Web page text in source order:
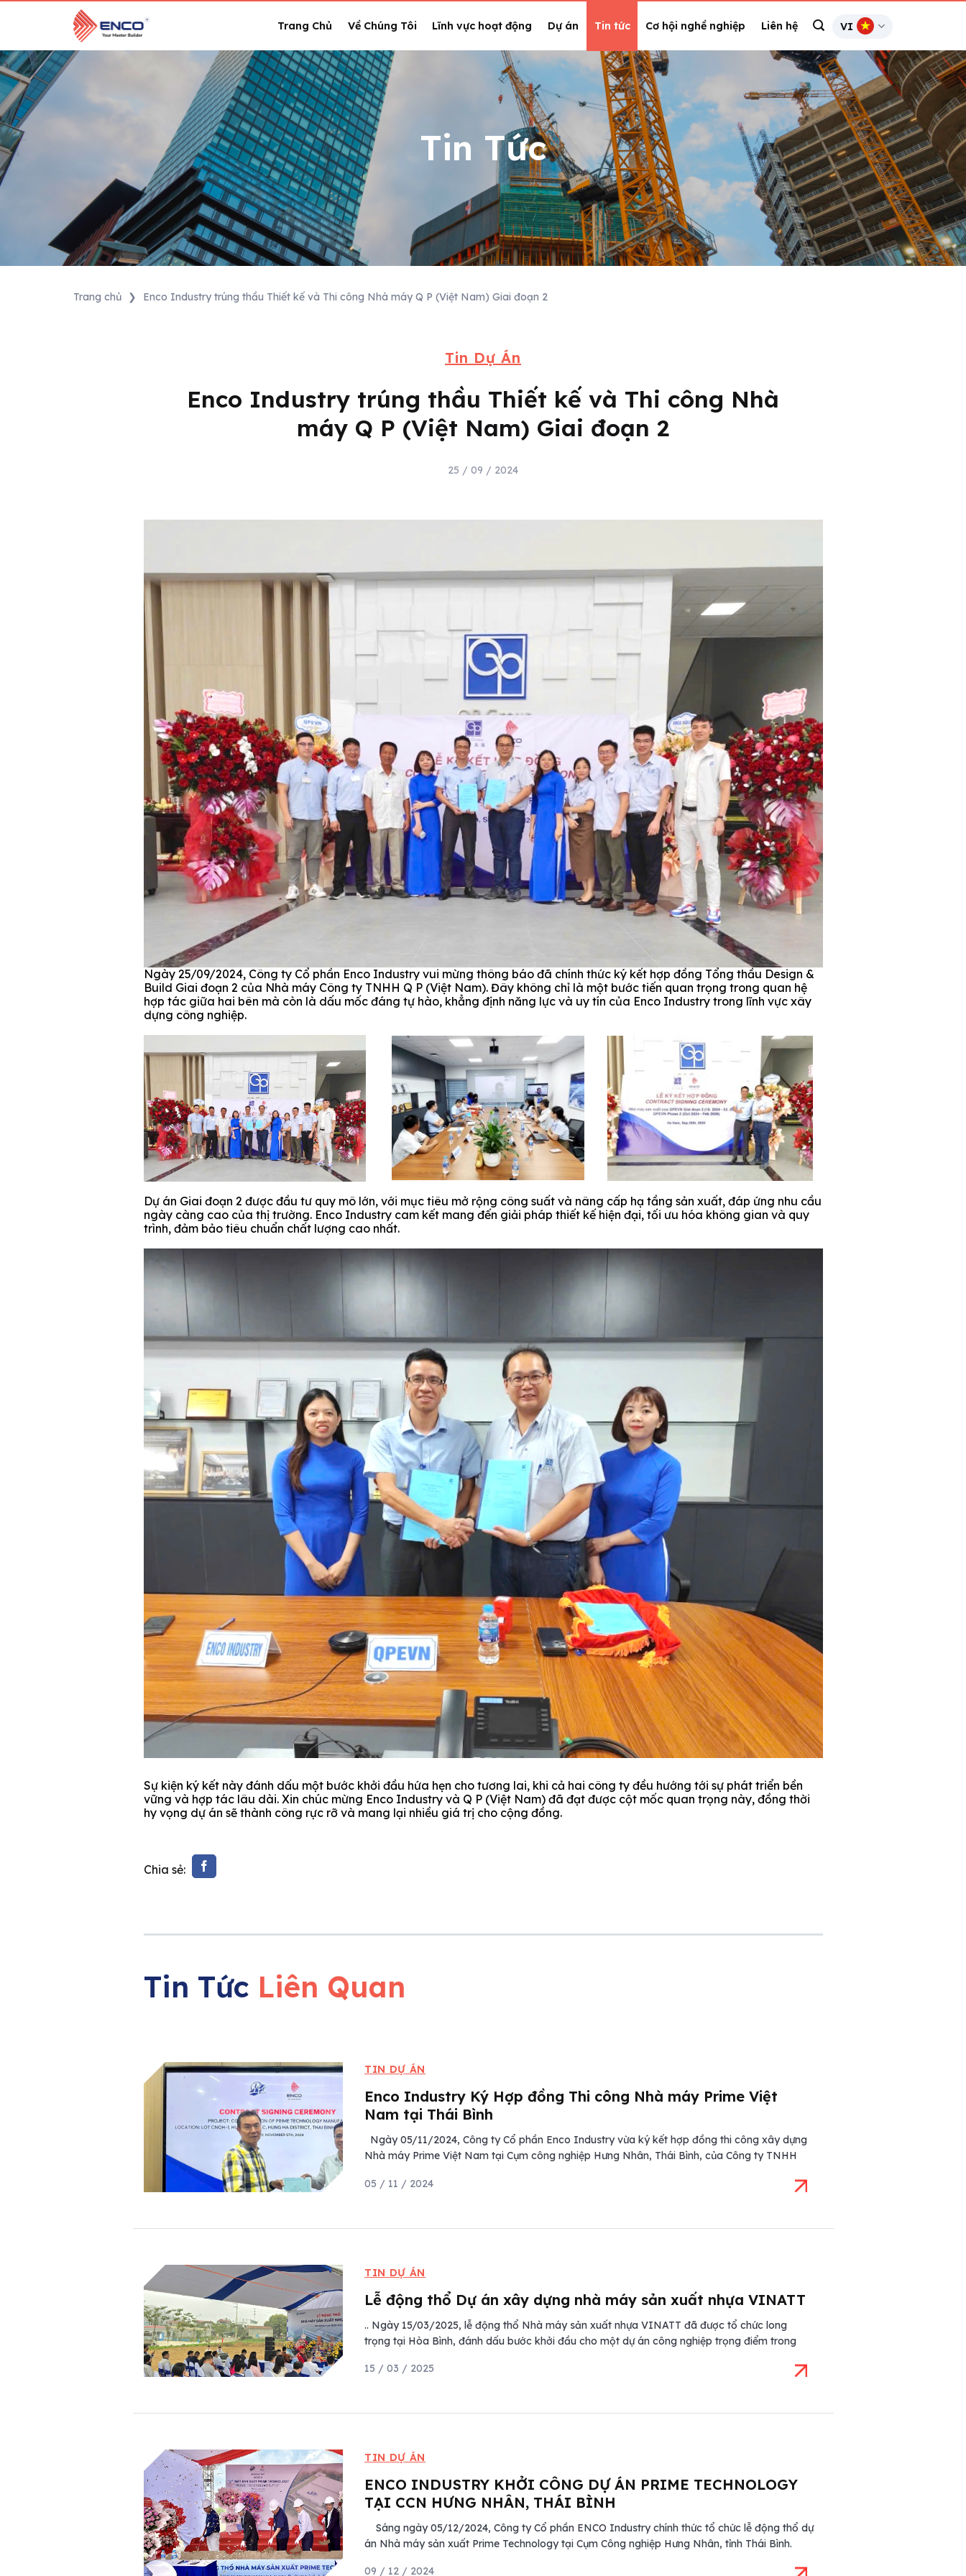
Trang Chủ Về Chúng Tôi Lĩnh vực hoạt động Dự án Tin tức Cơ hội nghề nghiệp Liên hệ VI
Tin Tức
Trang chủ ❯ Enco Industry trúng thầu Thiết kế và Thi công Nhà máy Q P (Việt Nam) Giai đoạn 2
Tin Dự Án
Enco Industry trúng thầu Thiết kế và Thi công Nhà
máy Q P (Việt Nam) Giai đoạn 2
25 / 09 / 2024
Ngày 25/09/2024, Công ty Cổ phần Enco Industry vui mừng thông báo đã chính thức ký kết hợp đồng Tổng thầu Design &
Build Giai đoạn 2 của Nhà máy Công ty TNHH Q P (Việt Nam). Đây không chỉ là một bước tiến quan trọng trong quan hệ
hợp tác giữa hai bên mà còn là dấu mốc đáng tự hào, khẳng định năng lực và uy tín của Enco Industry trong lĩnh vực xây
dựng công nghiệp.
Dự án Giai đoạn 2 được đầu tư quy mô lớn, với mục tiêu mở rộng công suất và nâng cấp hạ tầng sản xuất, đáp ứng nhu cầu
ngày càng cao của thị trường. Enco Industry cam kết mang đến giải pháp thiết kế hiện đại, tối ưu hóa không gian và quy
trình, đảm bảo tiêu chuẩn chất lượng cao nhất.
Sự kiện ký kết này đánh dấu một bước khởi đầu hứa hẹn cho tương lai, khi cả hai công ty đều hướng tới sự phát triển bền
vững và hợp tác lâu dài. Xin chúc mừng Enco Industry và Q P (Việt Nam) đã đạt được cột mốc quan trọng này, đồng thời
hy vọng dự án sẽ thành công rực rỡ và mang lại nhiều giá trị cho cộng đồng.
Chia sẻ:
Tin Tức Liên Quan
TIN DỰ ÁN
Enco Industry Ký Hợp đồng Thi công Nhà máy Prime Việt
Nam tại Thái Bình
Ngày 05/11/2024, Công ty Cổ phần Enco Industry vừa ký kết hợp đồng thi công xây dựng
Nhà máy Prime Việt Nam tại Cụm công nghiệp Hưng Nhân, Thái Bình, của Công ty TNHH
05 / 11 / 2024
TIN DỰ ÁN
Lễ động thổ Dự án xây dựng nhà máy sản xuất nhựa VINATT
.. Ngày 15/03/2025, lễ động thổ Nhà máy sản xuất nhựa VINATT đã được tổ chức long
trọng tại Hòa Bình, đánh dấu bước khởi đầu cho một dự án công nghiệp trọng điểm trong
15 / 03 / 2025
TIN DỰ ÁN
ENCO INDUSTRY KHỞI CÔNG DỰ ÁN PRIME TECHNOLOGY
TẠI CCN HƯNG NHÂN, THÁI BÌNH
Sáng ngày 05/12/2024, Công ty Cổ phần ENCO Industry chính thức tổ chức lễ động thổ dự
án Nhà máy sản xuất Prime Technology tại Cụm Công nghiệp Hưng Nhân, tỉnh Thái Bình.
09 / 12 / 2024